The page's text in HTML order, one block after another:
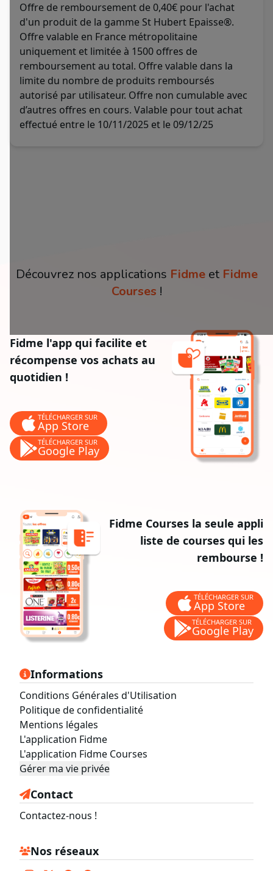
Offre de remboursement de 0,40€ pour l'achat
d'un produit de la gamme St Hubert Epaisse®.
Offre valable en France métropolitaine
uniquement et limitée à 1500 offres de
remboursement au total. Offre valable dans la
limite du nombre de produits remboursés
autorisé par utilisateur. Offre non cumulable avec
d’autres offres en cours. Valable pour tout achat
effectué entre le 10/11/2025 et le 09/12/25
Découvrez nos applications Fidme et Fidme
Courses !
Fidme l'app qui facilite et
récompense vos achats au
quotidien !
TÉLÉCHARGER SUR
App Store
TÉLÉCHARGER SUR
Google Play
Fidme Courses la seule appli
liste de courses qui les
rembourse !
TÉLÉCHARGER SUR
App Store
TÉLÉCHARGER SUR
Google Play
Informations
Conditions Générales d'Utilisation
Politique de confidentialité
Mentions légales
L'application Fidme
L'application Fidme Courses
Gérer ma vie privée
Contact
Contactez-nous !
Nos réseaux